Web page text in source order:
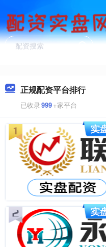
正规配资平台排行
已收录999+家平台